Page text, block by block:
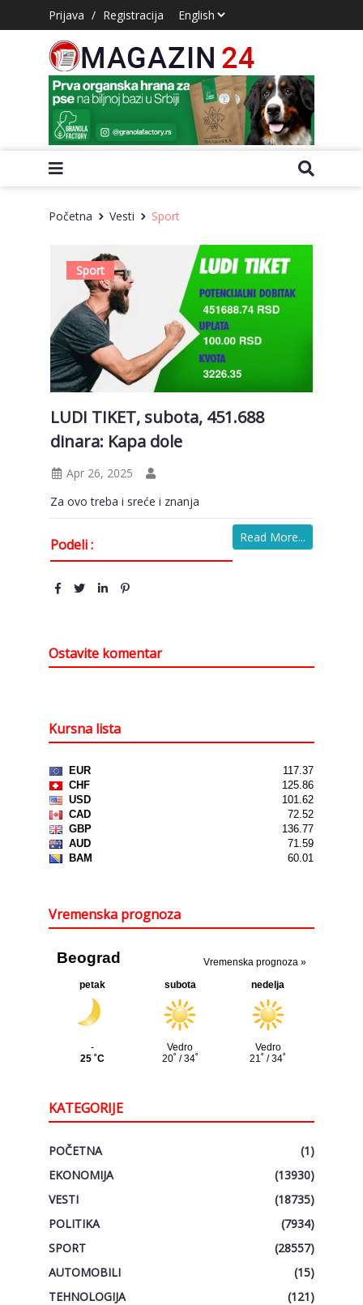
Prijava / Registracija
Početna Vesti Sport
Sport
LUDI TIKET, subota, 451.688
dinara: Kapa dole
Apr 26, 2025
Za ovo treba i sreće i znanja
Read More...
Podeli :
Ostavite komentar
Kursna lista
Vremenska prognoza
KATEGORIJE
POČETNA
(1)
EKONOMIJA
(13930)
VESTI
(18735)
POLITIKA
(7934)
SPORT
(28557)
AUTOMOBILI
(15)
TEHNOLOGIJA
(121)